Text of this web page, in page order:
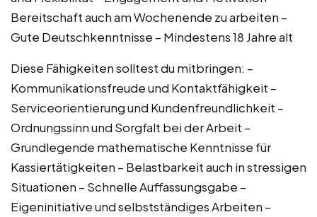
Bereitschaft auch am Wochenende zu arbeiten –
Gute Deutschkenntnisse – Mindestens 18 Jahre alt
Diese Fähigkeiten solltest du mitbringen: –
Kommunikationsfreude und Kontaktfähigkeit –
Serviceorientierung und Kundenfreundlichkeit –
Ordnungssinn und Sorgfalt bei der Arbeit –
Grundlegende mathematische Kenntnisse für
Kassiertätigkeiten – Belastbarkeit auch in stressigen
Situationen – Schnelle Auffassungsgabe –
Eigeninitiative und selbstständiges Arbeiten –